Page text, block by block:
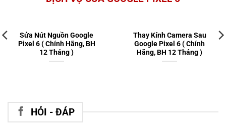
Sửa Nút Nguồn Google
Pixel 6 ( Chính Hãng, BH
12 Tháng )
Thay Kính Camera Sau
Google Pixel 6 ( Chính
Hãng, BH 12 Tháng )
HỎI - ĐÁP